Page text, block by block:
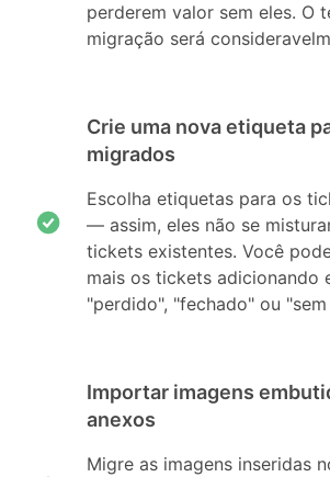
perderem valor sem eles. O
migração será
Crie uma nova etiqueta
migrados
Escolha etiquetas para os
— assim, eles não se
tickets existentes. Você
mais os tickets adicionando
"perdido", "fechado" ou
Importar imagens
anexos
Migre as imagens inseridas